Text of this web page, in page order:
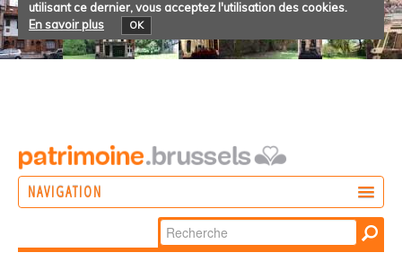
utilisant ce dernier, vous acceptez l'utilisation des cookies.
En savoir plus
OK
NAVIGATION
Chercher par
Recherche